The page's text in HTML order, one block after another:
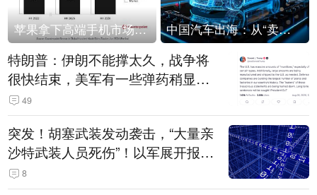
苹果拿下高端手机市场65%的份额：iPhone 17系列功不可没 中国汽车出海：从“卖出去”到“走进去”
特朗普：伊朗不能撑太久，战争将
很快结束，美军有一些弹药稍显紧
张！伊朗公布拟议的海峡管理文本
49
突发！胡塞武装发动袭击，“大量亲
沙特武装人员死伤”！以军展开报复
性空袭
8